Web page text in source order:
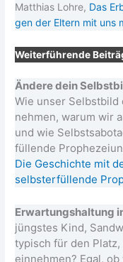
Mat­thi­as Loh­re, Das
gen der Eltern mit uns
Wei­ter­füh­ren­de
Ände­re dein
Wie unser
neh­men, war­um wir
und wie
fül­len­de
Die Geschich­te mit
selbst­er­fül­len­de
Erwar­tungs­hal­tung
jüngs­tes Kind,
typisch für den
ein­neh­men? Egal,